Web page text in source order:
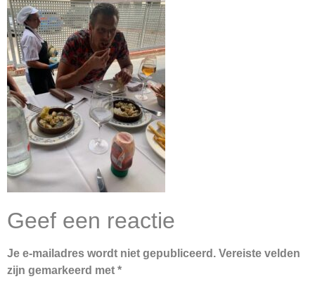
Geef een reactie
Je e-mailadres wordt niet gepubliceerd. Vereiste velden
zijn gemarkeerd met *